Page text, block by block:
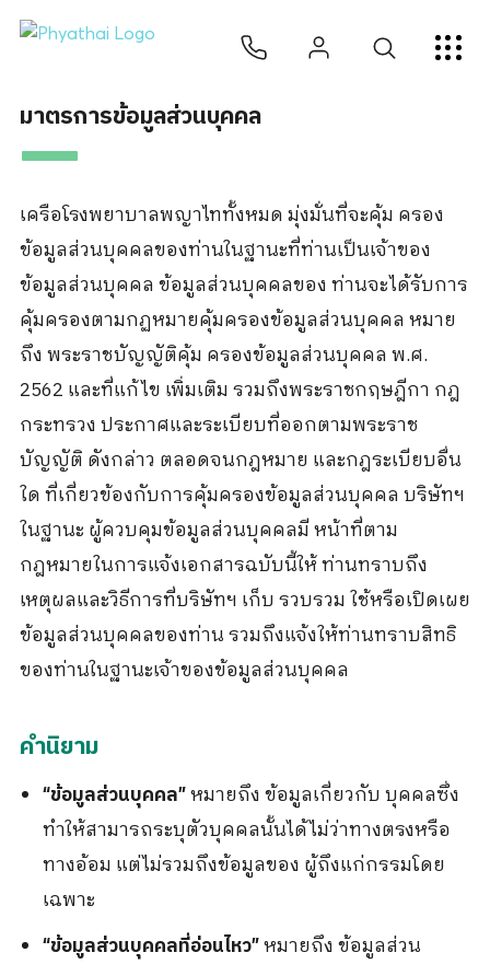
บทความ
สาขาโรงพยาบาล
มาตรการข้อมูลส่วนบุคคล
เครือโรงพยาบาลพญาไททั้งหมด มุ่งมั่นที่จะคุ้ม ครอง
ข้อมูลส่วนบุคคลของท่านในฐานะที่ท่านเป็นเจ้าของ
ข้อมูลส่วนบุคคล ข้อมูลส่วนบุคคลของ ท่านจะได้รับการ
คุ้มครองตามกฏหมายคุ้มครองข้อมูลส่วนบุคคล หมาย
ถึง พระราชบัญญัติคุ้ม ครองข้อมูลส่วนบุคคล พ.ศ.
2562 และที่แก้ไข เพิ่มเติม รวมถึงพระราชกฤษฎีกา กฎ
กระทรวง ประกาศและระเบียบที่ออกตามพระราช
บัญญัติ ดังกล่าว ตลอดจนกฎหมาย และกฎระเบียบอื่น
ใด ที่เกี่ยวข้องกับการคุ้มครองข้อมูลส่วนบุคคล บริษัทฯ
ในฐานะ ผู้ควบคุมข้อมูลส่วนบุคคลมี หน้าที่ตาม
กฎหมายในการแจ้งเอกสารฉบับนี้ให้ ท่านทราบถึง
เหตุผลและวิธีการที่บริษัทฯ เก็บ รวบรวม ใช้หรือเปิดเผย
ข้อมูลส่วนบุคคลของท่าน รวมถึงแจ้งให้ท่านทราบสิทธิ
ของท่านในฐานะเจ้าของข้อมูลส่วนบุคคล
คำนิยาม
“ข้อมูลส่วนบุคคล”หมายถึง ข้อมูลเกี่ยวกับ บุคคลซึ่ง
ทำให้สามารถระบุตัวบุคคลนั้นได้ไม่ว่าทางตรงหรือ
ทางอ้อม แต่ไม่รวมถึงข้อมูลของ ผู้ถึงแก่กรรมโดย
เฉพาะ
“ข้อมูลส่วนบุคคลที่อ่อนไหว”หมายถึง ข้อมูลส่วน